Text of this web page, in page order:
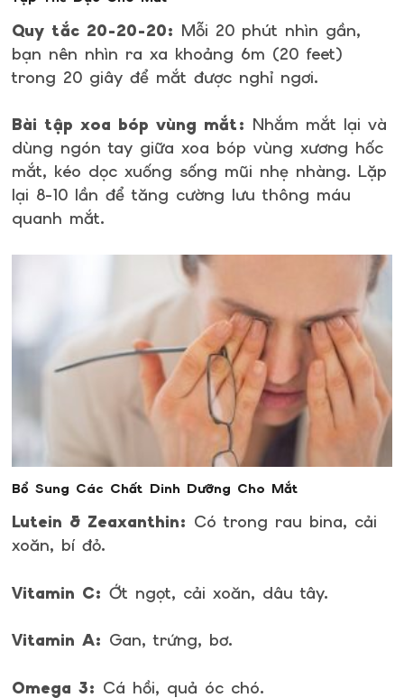
Quy tắc 20-20-20: Mỗi 20 phút nhìn gần,
bạn nên nhìn ra xa khoảng 6m (20 feet)
trong 20 giây để mắt được nghỉ ngơi.
Bài tập xoa bóp vùng mắt: Nhắm mắt lại và
dùng ngón tay giữa xoa bóp vùng xương hốc
mắt, kéo dọc xuống sống mũi nhẹ nhàng. Lặp
lại 8-10 lần để tăng cường lưu thông máu
quanh mắt.
Bổ Sung Các Chất Dinh Dưỡng Cho Mắt
Lutein & Zeaxanthin: Có trong rau bina, cải
xoăn, bí đỏ.
Vitamin C: Ớt ngọt, cải xoăn, dâu tây.
Vitamin A: Gan, trứng, bơ.
Omega 3: Cá hồi, quả óc chó.